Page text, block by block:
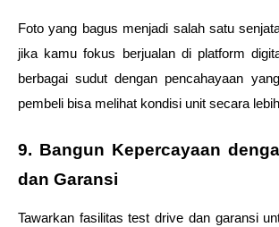
Foto yang bagus menjadi salah satu
jika kamu fokus berjualan di platform
berbagai sudut dengan pencahayaan
pembeli bisa melihat kondisi unit secara
9. Bangun Kepercayaan
dan Garansi
Tawarkan fasilitas test drive dan garansi